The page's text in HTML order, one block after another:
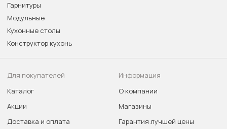
Гарнитуры
Модульные
Кухонные столы
Конструктор кухонь
Для покупателей
Каталог
Акции
Доставка и оплата
Информация
О компании
Магазины
Гарантия лучшей цены